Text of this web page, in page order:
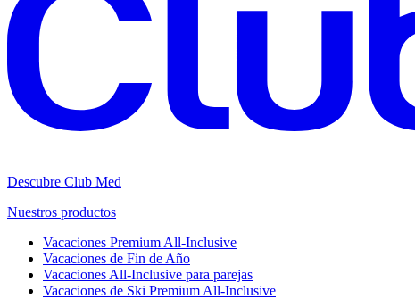
Descubre Club Med
Nuestros productos
Vacaciones Premium All-Inclusive
Vacaciones de Fin de Año
Vacaciones All-Inclusive para parejas
Vacaciones de Ski Premium All-Inclusive